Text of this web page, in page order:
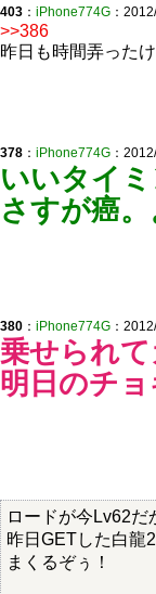
403 ： iPhone774G ：
>>386
昨日も時間弄った
378 ： iPhone774G ：
いいタイ
さすが癌
380 ： iPhone774G ：
乗せられ
明日のチ
ロードが今Lv62だ
昨日GETした白龍
まくるぞぅ！